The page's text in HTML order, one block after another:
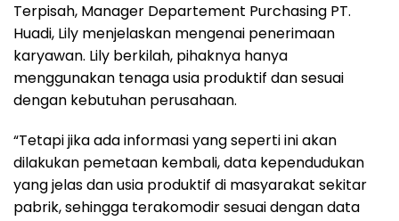
Terpisah, Manager Departement Purchasing PT.
Huadi, Lily menjelaskan mengenai penerimaan
karyawan. Lily berkilah, pihaknya hanya
menggunakan tenaga usia produktif dan sesuai
dengan kebutuhan perusahaan.
“Tetapi jika ada informasi yang seperti ini akan
dilakukan pemetaan kembali, data kependudukan
yang jelas dan usia produktif di masyarakat sekitar
pabrik, sehingga terakomodir sesuai dengan data